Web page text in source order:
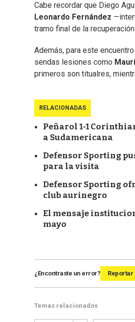
Cabe recordar que Diego
Leonardo Fernández
tramo final de la
Además, para este
sendas lesiones como
primeros son titualres,
RELACIONADAS
Peñarol 1-1
a Sudamericana
Defensor Sporting
para la visita
Defensor Sporting
club aurinegro
El mensaje
mayo
¿Encontraste un error? Reportar
Temas relacionados